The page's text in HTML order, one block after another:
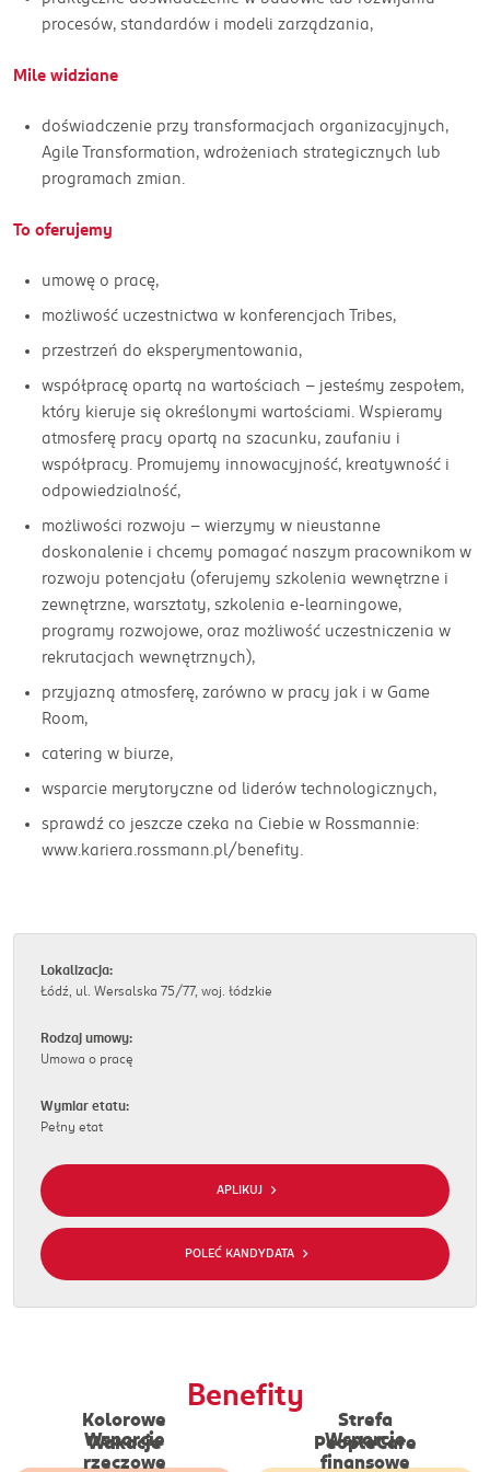
procesów, standardów i modeli zarządzania,
Mile widziane
doświadczenie przy transformacjach organizacyjnych,
Agile Transformation, wdrożeniach strategicznych lub
programach zmian.
To oferujemy
umowę o pracę,
możliwość uczestnictwa w konferencjach Tribes,
przestrzeń do eksperymentowania,
współpracę opartą na wartościach - jesteśmy zespołem,
który kieruje się określonymi wartościami. Wspieramy
atmosferę pracy opartą na szacunku, zaufaniu i
współpracy. Promujemy innowacyjność, kreatywność i
odpowiedzialność,
możliwości rozwoju - wierzymy w nieustanne
doskonalenie i chcemy pomagać naszym pracownikom w
rozwoju potencjału (oferujemy szkolenia wewnętrzne i
zewnętrzne, warsztaty, szkolenia e-learningowe,
programy rozwojowe, oraz możliwość uczestniczenia w
rekrutacjach wewnętrznych),
przyjazną atmosferę, zarówno w pracy jak i w Game
Room,
catering w biurze,
wsparcie merytoryczne od liderów technologicznych,
sprawdź co jeszcze czeka na Ciebie w Rossmannie:
www.kariera.rossmann.pl/benefity.
Lokalizacja:
Łódź, ul. Wersalska 75/77, woj. łódzkie
Rodzaj umowy:
Umowa o pracę
Wymiar etatu:
Pełny etat
APLIKUJ
POLEĆ KANDYDATA
Benefity
Kolorowe
Wakacje
Wypoczynek dla
pracowników
Strefa
PeopleCare
Dostęp do platform
wellbeingowych, wizyty ze
Wsparcie
rzeczowe
Bezzwrotne wsparcie w
Wsparcie
finansowe